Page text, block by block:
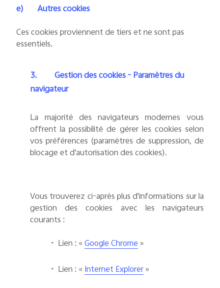
e)
Autres cookies
Ces cookies proviennent de tiers et ne sont pas
essentiels.
3.
Gestion des cookies - Paramètres du
navigateur
La majorité des navigateurs modernes vous
offrent la possibilité de gérer les cookies selon
vos préférences (paramètres de suppression, de
blocage et d'autorisation des cookies).
Vous trouverez ci-après plus d'informations sur la
gestion des cookies avec les navigateurs
courants :
• Lien : «Google Chrome »
• Lien : « Internet Explorer»